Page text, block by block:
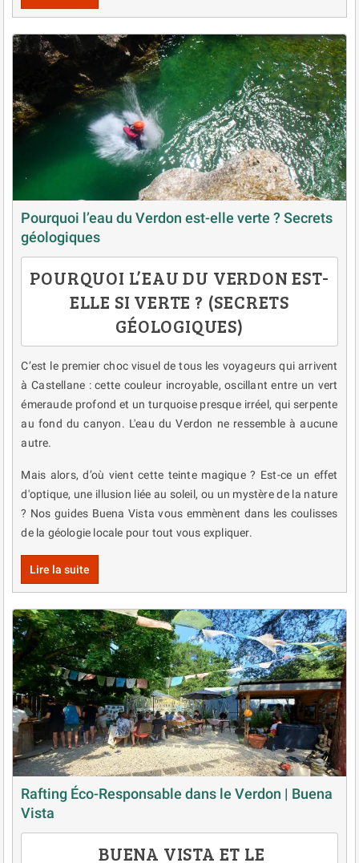
Pourquoi l’eau du Verdon est-elle verte ? Secrets
géologiques
POURQUOI L’EAU DU VERDON EST-
ELLE SI VERTE ? (SECRETS
GÉOLOGIQUES)
C’est le premier choc visuel de tous les voyageurs qui arrivent
à Castellane : cette couleur incroyable, oscillant entre un vert
émeraude profond et un turquoise presque irréel, qui serpente
au fond du canyon. L'eau du Verdon ne ressemble à aucune
autre.
Mais alors, d’où vient cette teinte magique ? Est-ce un effet
d'optique, une illusion liée au soleil, ou un mystère de la nature
? Nos guides Buena Vista vous emmènent dans les coulisses
de la géologie locale pour tout vous expliquer.
Lire la suite
Rafting Éco-Responsable dans le Verdon | Buena
Vista
BUENA VISTA ET LE